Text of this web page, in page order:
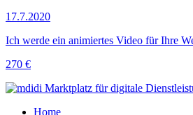
17.7.2020
Ich werde ein animiertes Video für Ihre
270 €
Home